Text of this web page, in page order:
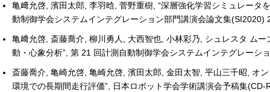
亀﨑允啓, 濱田太郎, 李羽晗, 菅野重樹, “深層強化学習シミュレータ
動制御学会システムインテグレーション部門講演会論文集(SI2020)
亀﨑允啓, 斎藤喬介, 柳川勇人, 大西智也, 小林彩乃, シュレスタ ム
動・心象分析”, 第 21 回計測自動制御学会システムインテグレー
斎藤喬介, 亀崎允啓, 亀崎允啓, 濱田太郎, 金田太智, 平山三千昭, オ
環境での長期間走行評価”, 日本ロボット学会学術講演会予稿集(CD-